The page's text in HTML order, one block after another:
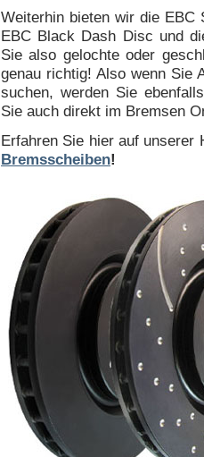
Weiterhin bieten wir die EBC
EBC Black Dash Disc und
Sie also gelochte oder
genau richtig! Also wenn Sie
suchen, werden Sie
Sie auch direkt im Bremsen
Erfahren Sie hier auf unserer
Bremsscheiben!